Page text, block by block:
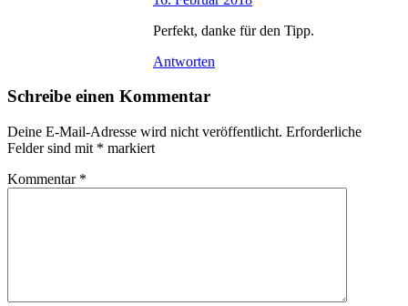
Perfekt, danke für den Tipp.
Antworten
Schreibe einen Kommentar
Deine E-Mail-Adresse wird nicht veröffentlicht. Erforderliche
Felder sind mit * markiert
Kommentar *